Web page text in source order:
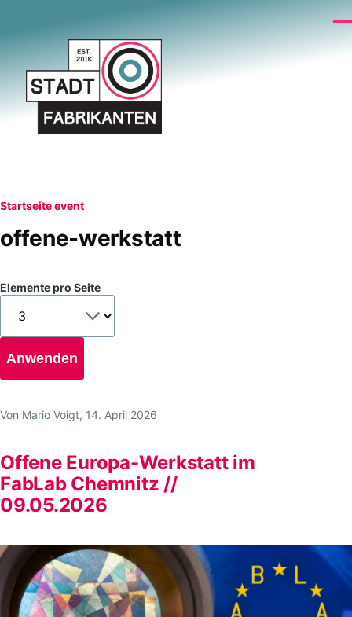
Pfadnavigation
Startseiteevent
offene-werkstatt
Elemente pro Seite
Von Mario Voigt, 14. April 2026
Offene Europa-Werkstatt im
FabLab Chemnitz //
09.05.2026